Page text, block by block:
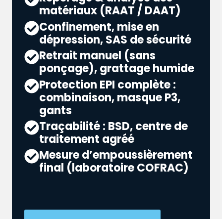
matériaux (RAAT / DAAT)
Confinement, mise en
dépression, SAS de sécurité
Retrait manuel (sans
ponçage), grattage humide
Protection EPI complète :
combinaison, masque P3,
gants
Traçabilité : BSD, centre de
traitement agréé
Mesure d’empoussièrement
final (laboratoire COFRAC)